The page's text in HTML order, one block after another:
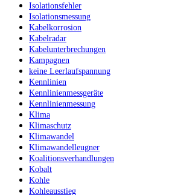
Isolationsfehler
Isolationsmessung
Kabelkorrosion
Kabelradar
Kabelunterbrechungen
Kampagnen
keine Leerlaufspannung
Kennlinien
Kennlinienmessgeräte
Kennlinienmessung
Klima
Klimaschutz
Klimawandel
Klimawandelleugner
Koalitionsverhandlungen
Kobalt
Kohle
Kohleausstieg